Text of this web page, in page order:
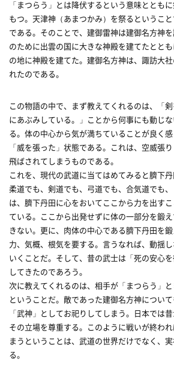
「まつらう」とは降伏するという意味ととも
もつ。天津神（あまつかみ）を祭るというこ
である。そのことで、建御雷神は建御名方神
のために出雲の国に大きな神殿を建てたとと
の地に神殿を建てた。建御名方神は、諏訪大
れたのである。
この物語の中で、まず教えてくれるのは、「
にあぶみしている。」ことから何事にも動じ
る。体の中心から気が満ちていることが良く
「威を張った」状態である。これは、空威張
飛ばされてしまうものである。
これを、現代の武道に当てはめてみると臍下丹
柔道でも、剣道でも、弓道でも、合気道でも
は、臍下丹田に心をおいてここから力を出す
ている。ここから出発せずに体の一部分を鍛
きない。更に、肉体の中心である臍下丹田を
力、気概、根気を要する。言うなれば、動揺
いくことだ。そして、昔の武士は「死の安心
してきたのであろう。
次に教えてくれるのは、相手が「まつらう」
ということだ。敵であった建御名方神について
「武神」としてお祀りしてしまう。日本では
その立場を尊重する。このように戦いが終わ
まうということは、武道の世界だけでなく、
る。